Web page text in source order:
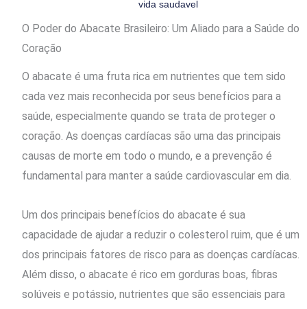
vida saudavel
O Poder do Abacate Brasileiro: Um Aliado para a Saúde do
Coração
O abacate é uma fruta rica em nutrientes que tem sido
cada vez mais reconhecida por seus benefícios para a
saúde, especialmente quando se trata de proteger o
coração. As doenças cardíacas são uma das principais
causas de morte em todo o mundo, e a prevenção é
fundamental para manter a saúde cardiovascular em dia.
Um dos principais benefícios do abacate é sua
capacidade de ajudar a reduzir o colesterol ruim, que é um
dos principais fatores de risco para as doenças cardíacas.
Além disso, o abacate é rico em gorduras boas, fibras
solúveis e potássio, nutrientes que são essenciais para